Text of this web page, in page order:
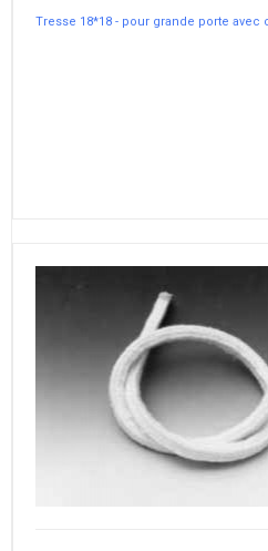
Tresse 18*18 - pour grande porte avec